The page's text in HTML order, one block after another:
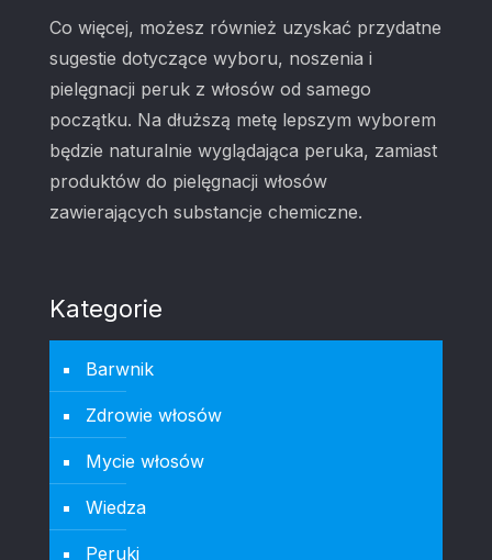
Co więcej, możesz również uzyskać przydatne
sugestie dotyczące wyboru, noszenia i
pielęgnacji peruk z włosów od samego
początku. Na dłuższą metę lepszym wyborem
będzie naturalnie wyglądająca peruka, zamiast
produktów do pielęgnacji włosów
zawierających substancje chemiczne.
Kategorie
Barwnik
Zdrowie włosów
Mycie włosów
Wiedza
Peruki